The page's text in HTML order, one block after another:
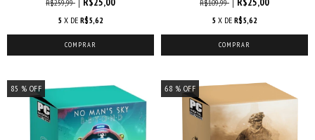
R$259,99
5 X DE R$5,62
R$109,99
5 X DE R$5,62
85 % OFF 68 % OFF